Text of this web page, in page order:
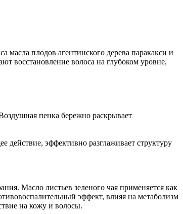
плодов агентинского дерева паракакси и
восстановление волоса на глубоком уровне,
пенка бережно раскрывает
эффективно разглаживает структуру
Масло листьев зеленого чая применяется как
эффект, влияя на метаболизм
на кожу и волосы.